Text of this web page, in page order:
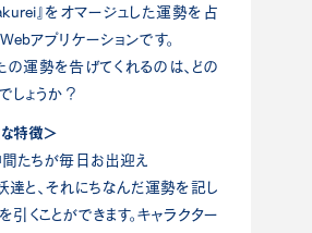
』をオマージュした運勢を占
アプリケーションです。
運勢を告げてくれるのは、どの
しょうか？
特徴＞
たちが毎日お出迎え
と、それにちなんだ運勢を記し
を引くことができます。キャラクター